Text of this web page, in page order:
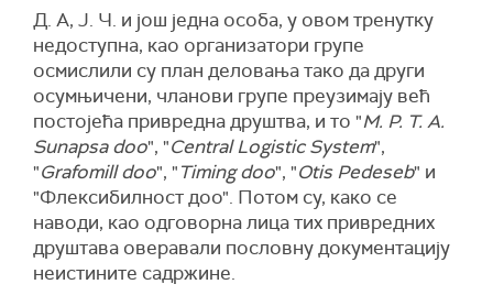
Д. А, Ј. Ч. и још једна особа, у овом тренутку
недоступна, као организатори групе
осмислили су план деловања тако да други
осумњичени, чланови групе преузимају већ
постојећа привредна друштва, и то "М. P. Т. А.
Sunapsa doo", "Central Logistic System",
"Grafomill doo", "Timing doo", "Otis Pedeseb" и
"Флексибилност доо". Потом су, како се
наводи, као одговорна лица тих привредних
друштава оверавали пословну документацију
неистините садржине.